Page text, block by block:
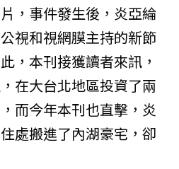
，事件發生後，炎亞綸
視和視網膜主持的新節
，本刊接獲讀者來訊，
在大台北地區投資了兩
而今年本刊也直擊，炎
處搬進了內湖豪宅，卻